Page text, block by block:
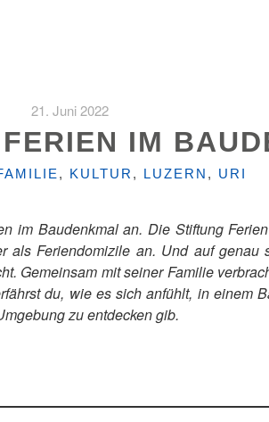
21. Juni 2022
IM
, KULTUR , LUZERN , URI
im Baudenkmal an. Die Stiftung
als Feriendomizile an. Und auf
Gemeinsam mit seiner Familie
du, wie es sich anfühlt, in einem
zu entdecken gib.